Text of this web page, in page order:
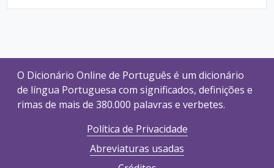
O Dicionário Online de Português é um dicionário
de língua Portuguesa com significados, definições e
rimas de mais de 380.000 palavras e verbetes.
Política de Privacidade
Abreviaturas usadas